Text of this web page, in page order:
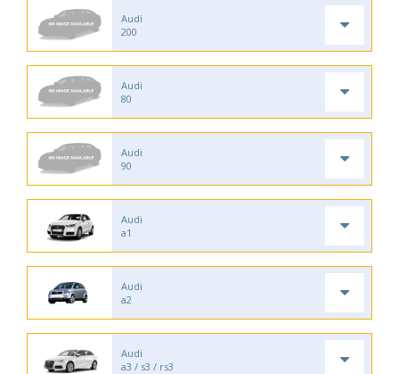
Audi
200
Audi
80
Audi
90
Audi
a1
Audi
a2
Audi
a3 / s3 / rs3